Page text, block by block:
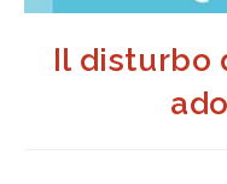
Il disturbo